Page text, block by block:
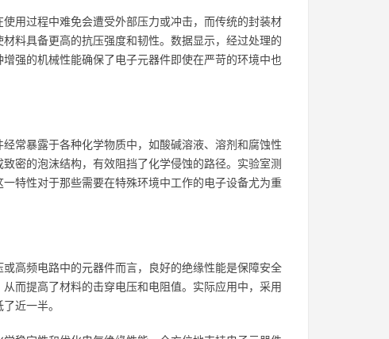
用过程中难免会遭受外部压力或冲击，而传统的封装材
料具备更高的抗压强度和韧性。数据显示，经过处理的
强的机械性能确保了电子元器件即使在严苛的环境中也
常暴露于各种化学物质中，如酸碱溶液、溶剂和腐蚀性
密的泡沫结构，有效阻挡了化学侵蚀的路径。实验室测
特性对于那些需要在特殊环境中工作的电子设备尤为重
高频电路中的元器件而言，良好的绝缘性能是保障安全
而提高了材料的击穿电压和电阻值。实际应用中，采用
近一半。